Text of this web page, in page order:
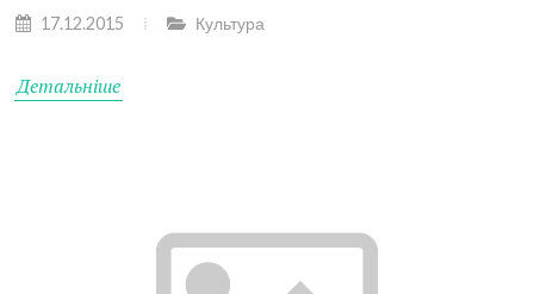
17.12.2015 Культура
Детальніше